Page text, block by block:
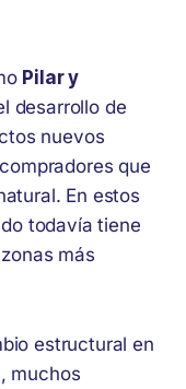
Pilar y
desarrollo de
nuevos
que
En estos
todavía tiene
más
estructural en
muchos